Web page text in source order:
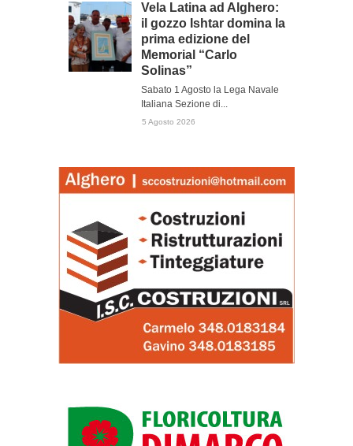
Vela Latina ad Alghero:
il gozzo Ishtar domina la
prima edizione del
Memorial “Carlo
Solinas”
Sabato 1 Agosto la Lega Navale
Italiana Sezione di...
5 Agosto 2026